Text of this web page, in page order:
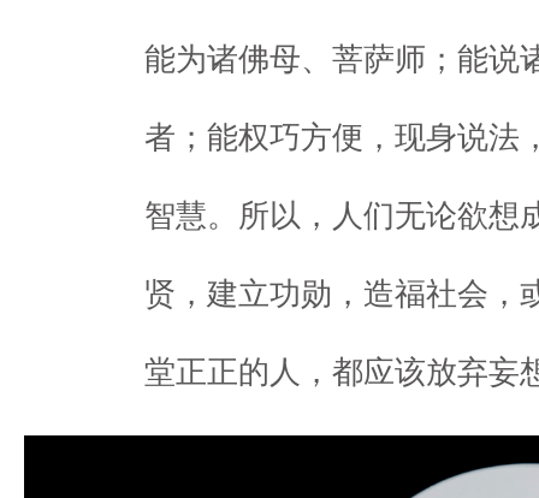
能为诸佛母、菩萨师；能说
者；能权巧方便，现身说法
智慧。所以，人们无论欲想
贤，建立功勋，造福社会，
堂正正的人，都应该放弃妄